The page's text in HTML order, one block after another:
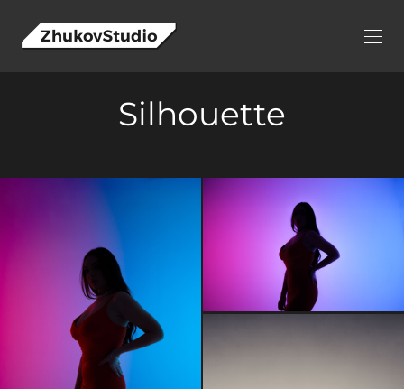
Silhouette